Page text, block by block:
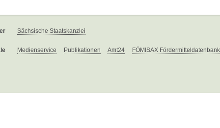
Sächsische Staatskanzlei
Medienservice Publikationen Amt24 FÖMISAX Fördermitteldatenbank